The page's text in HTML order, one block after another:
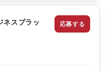
理 ・前工程の遅延発生
ネスプラッ
応募する